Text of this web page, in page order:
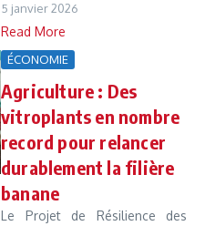
5 janvier 2026
Read More
ÉCONOMIE
Agriculture : Des
vitroplants en nombre
record pour relancer
durablement la filière
banane
Le Projet de Résilience des